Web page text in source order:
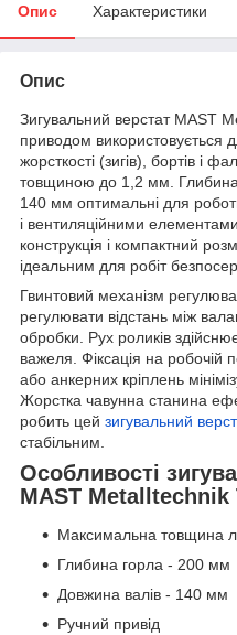
Опис Характеристики
Опис
Зигувальний верстат MAST
приводом
жорсткості (зигів), бортів і
товщиною до 1,2 мм.
140 мм оптимальні для
і вентиляційними
конструкція і компактний
ідеальним для робіт
Гвинтовий механізм
регулювати відстань між
обробки. Рух роликів
важеля. Фіксація на робочій
або анкерних кріплень
Жорстка чавунна станина
робить цей зигувальний
стабільним.
Особливості
MAST Metalltechnik
Максимальна товщина
Глибина горла - 200 мм
Довжина валів - 140 мм
Ручний привід